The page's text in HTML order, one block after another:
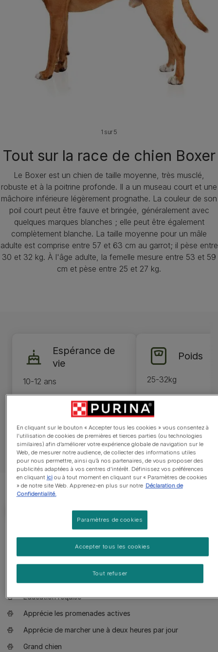
Tout sur la race de chien Boxer
Le Boxer est un chien de taille moyenne, très musclé,
robuste et à la poitrine profonde. Il a un museau court et une
mâchoire inférieure légèrement prognathe. La couleur de son
poil court peut être fauve et bringée, généralement avec
quelques marques blanches ; elle peut être également
complètement blanche. La taille moyenne pour un mâle
adulte est comprise entre 57 et 63 cm au garrot; il pèse entre
30 et 32 kg. À l'âge adulte, la femelle mesure entre 53 et 59
cm et pèse entre 25 et 27 kg.
1 sur 5
Espérance de
vie
10-12 ans
Poids
25-32kg
Ce que vous devez savoir sur cette
race de chien :
Education requise
Apprécie les promenades actives
Apprécie de marcher une à deux heures par jour
Grand chien
En cliquant sur le bouton « Accepter tous les cookies » vous consentez à
l’utilisation de cookies de premières et tierces parties (ou technologies
similaires) afin d’améliorer votre expérience globale de navigation sur le
Web, de mesurer notre audience, de collecter des informations utiles
pour nous permettre, ainsi qu’à nos partenaires, de vous proposer des
publicités adaptées à vos centres d’intérêt. Définissez vos préférences
en cliquant iciou à tout moment en cliquant sur « Paramètres de cookies
» de notre site Web. Apprenez-en plus sur notre Déclaration de
Confidentialité.
Paramètres de cookies
Tout refuser
Accepter tous les cookies